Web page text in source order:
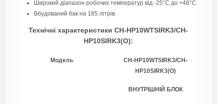
Широкий діапазон робочих температур від -25°С до +48°С.
Вбудований бак на 185 літрів.
Технічні характеристики CH-HP10WTSIRK3/CH-
HP10SIRK3(O):
Модель
CH-HP10WTSIRK3/CH-
HP10SIRK3(O)
ВНУТРІШНІЙ БЛОК